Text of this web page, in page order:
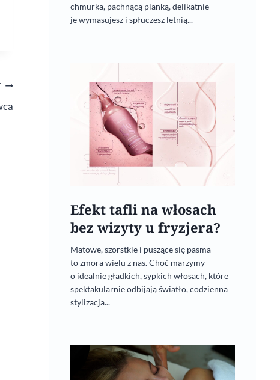
Podaruj Mamie różę
13 maja, 2022
chmurka, pachnącą pianką, delikatnie
je wymasujesz i spłuczesz letnią...
Efekt tafli na włosach
bez wizyty u fryzjera?
Matowe, szorstkie i puszące się pasma
to zmora wielu z nas. Choć marzymy
o idealnie gładkich, sypkich włosach, które
spektakularnie odbijają światło, codzienna
stylizacja...